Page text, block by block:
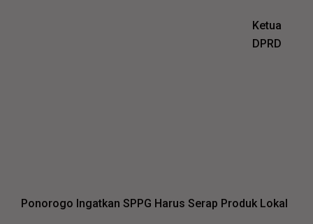
Ketua
DPRD
Ponorogo Ingatkan SPPG Harus Serap Produk Lokal